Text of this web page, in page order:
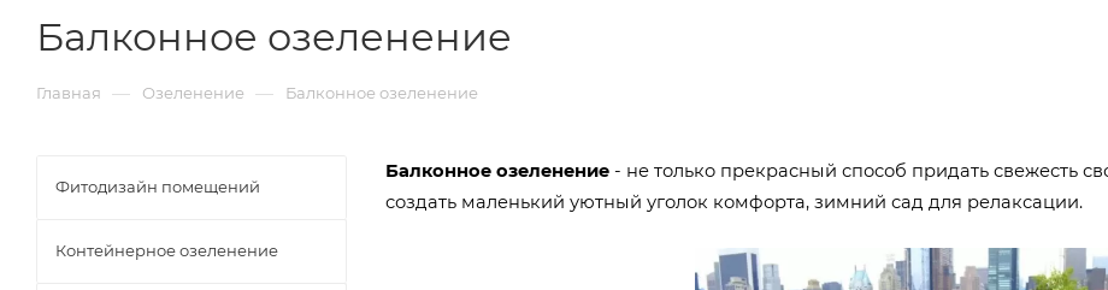
Балконное озеленение
Главная — Озеленение — Балконное озеленение
Балконное озеленение - не только прекрасный способ придать свежесть
создать маленький уютный уголок комфорта, зимний сад для релаксации.
Фитодизайн помещений
Контейнерное озеленение